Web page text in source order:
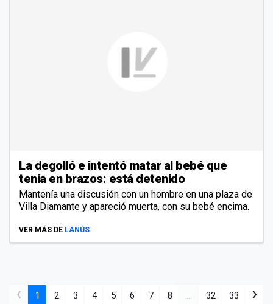
La degolló e intentó matar al bebé que
tenía en brazos: está detenido
Mantenía una discusión con un hombre en una plaza de
Villa Diamante y apareció muerta, con su bebé encima.
VER MÁS DE LANÚS
‹ 1 2 3 4 5 6 7 8 ... 32 33 ›